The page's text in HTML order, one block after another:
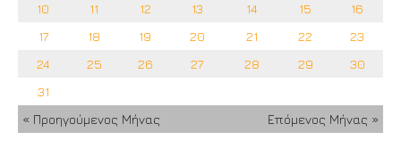
10
11 12 13 14 15
16
17
18 19 20 21 22
23
24
25 26 27 28 29
30
31
« Προηγούμενος Μήνας
Επόμενος Μήνας »